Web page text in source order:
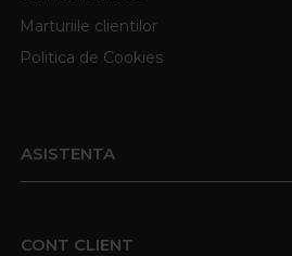
Marturiile clientilor
Politica de Cookies
ASISTENTA
CONT CLIENT